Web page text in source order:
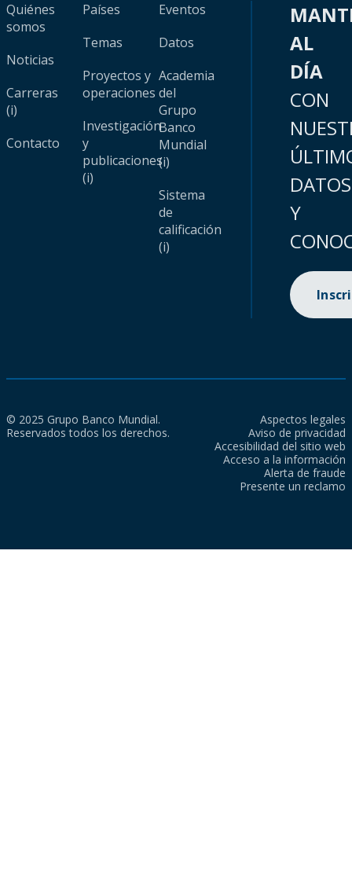
Quiénes
somos
Noticias
Carreras
(i)
Contacto
Países
Temas
Proyectos y
operaciones
Investigación
y
publicaciones
(i)
Eventos
Datos
Academia
del
Grupo
Banco
Mundial
(i)
Sistema
de
calificación
(i)
AL
DÍA
CON
DATOS
Y
© 2025 Grupo Banco Mundial.
Reservados todos los derechos.
Aspectos legales
Aviso de privacidad
Accesibilidad del sitio web
Acceso a la información
Alerta de fraude
Presente un reclamo